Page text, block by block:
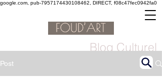
google.com, pub-7957174430108462, DIRECT, f08c47fec0942fa0
Blog Culturel
Post